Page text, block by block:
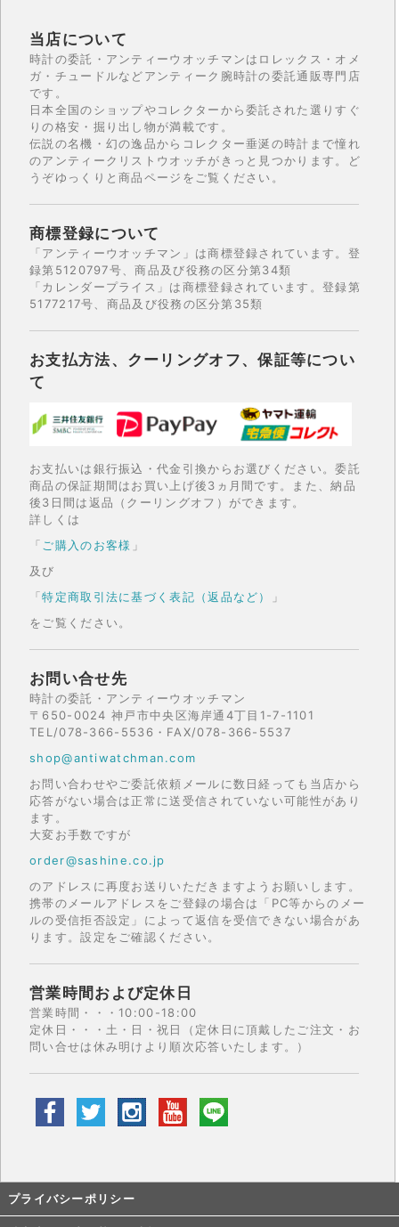
当店について
時計の委託・アンティーウオッチマンはロレックス・オメ
ガ・チュードルなどアンティーク腕時計の委託通販専門店
です。
日本全国のショップやコレクターから委託された選りすぐ
りの格安・掘り出し物が満載です。
伝説の名機・幻の逸品からコレクター垂涎の時計まで憧れ
のアンティークリストウオッチがきっと見つかります。ど
うぞゆっくりと商品ページをご覧ください。
商標登録について
「アンティーウオッチマン」は商標登録されています。登
録第5120797号、商品及び役務の区分第34類
「カレンダープライス」は商標登録されています。登録第
5177217号、商品及び役務の区分第35類
お支払方法、クーリングオフ、保証等につい
て
お支払いは銀行振込・代金引換からお選びください。委託
商品の保証期間はお買い上げ後3ヵ月間です。また、納品
後3日間は返品（クーリングオフ）ができます。
詳しくは
「ご購入のお客様 」
及び
「特定商取引法に基づく表記（返品など）
」
をご覧ください。
お問い合せ先
時計の委託・アンティーウオッチマン
〒650-0024 神戸市中央区海岸通4丁目1-7-1101
TEL/078-366-5536・FAX/078-366-5537
shop@antiwatchman.com
お問い合わせやご委託依頼メールに数日経っても当店から
応答がない場合は正常に送受信されていない可能性があり
ます。
大変お手数ですが
order@sashine.co.jp
のアドレスに再度お送りいただきますようお願いします。
携帯のメールアドレスをご登録の場合は「PC等からのメー
ルの受信拒否設定」によって返信を受信できない場合があ
ります。設定をご確認ください。
営業時間および定休日
営業時間・・・10:00-18:00
定休日・・・土・日・祝日（定休日に頂戴したご注文・お
問い合せは休み明けより順次応答いたします。）
プライバシーポリシー